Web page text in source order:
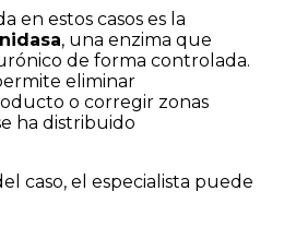
en estos casos es la
, una enzima que
de forma controlada.
eliminar
o corregir zonas
ha distribuido
caso, el especialista puede